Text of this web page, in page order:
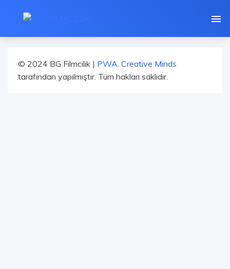
© 2024 BG Filmcilik | PWA. Creative Minds
tarafından yapılmıştır. Tüm hakları saklıdır.